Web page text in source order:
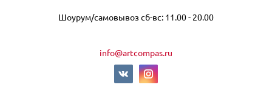
Шоурум/самовывоз сб-вс: 11.00 - 20.00
info@artcompas.ru